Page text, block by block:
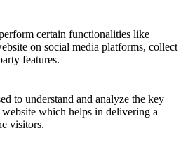
certain functionalities like
on social media platforms, collect
features.
to understand and analyze the key
which helps in delivering a
visitors.